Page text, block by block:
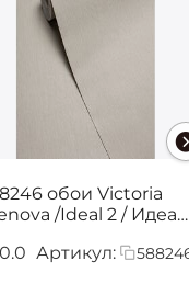
обои Victoria
/Ideal 2 / Идеал
0.0 Артикул: